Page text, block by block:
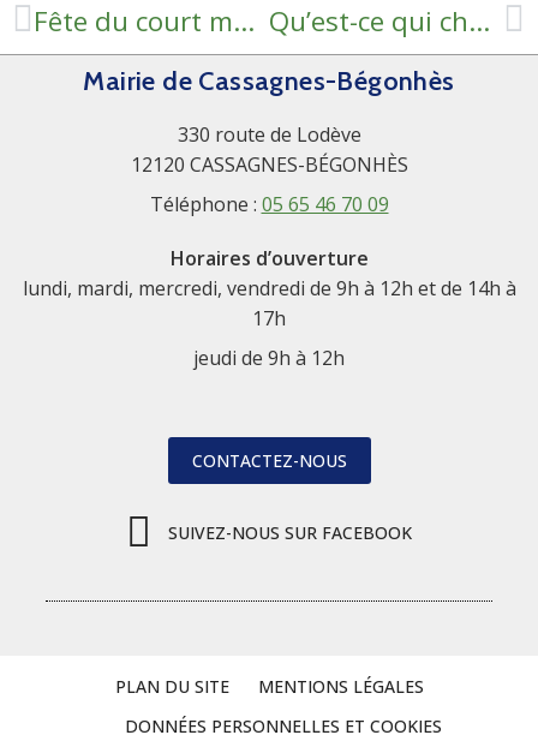
Fête du court métrage Qu’est-ce qui change dans les communes de moins de 1 000 habitants ? Élections municipales 2026
Mairie de Cassagnes-Bégonhès
330 route de Lodève
12120 CASSAGNES-BÉGONHÈS
Téléphone : 05 65 46 70 09
Horaires d’ouverture
lundi, mardi, mercredi, vendredi de 9h à 12h et de 14h à
17h
jeudi de 9h à 12h
CONTACTEZ-NOUS
SUIVEZ-NOUS SUR FACEBOOK
PLAN DU SITE
MENTIONS LÉGALES
DONNÉES PERSONNELLES ET COOKIES